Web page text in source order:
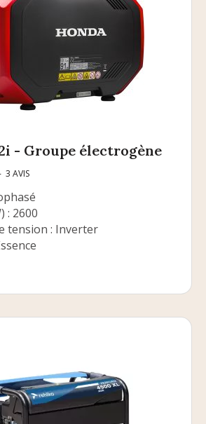
- Groupe électrogène
3 AVIS
: 2600
tension : Inverter